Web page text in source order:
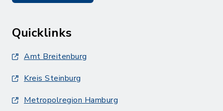
Quicklinks
Amt Breitenburg
Kreis Steinburg
Metropolregion Hamburg